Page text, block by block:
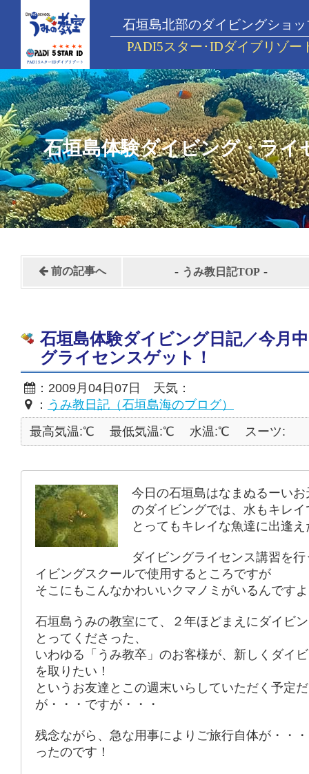
石垣島北部のダイビングショッ
PADI5スター･IDダイブリゾー
石垣島体験ダイビング・ライ
前の記事へ - うみ教日記TOP -
石垣島体験ダイビング日記／今月
グライセンスゲット！
：2009月04日07日 天気：
： うみ教日記（石垣島海のブログ）
最高気温:℃
最低気温:℃ 水温:℃ スーツ:
今日の石垣島はなまぬるーい
のダイビングでは、水もキレイ
とってもキレイな魚達に出逢
ダイビングライセンス講習を
イビングスクールで使用するところですが
そこにもこんなかわいいクマノミがいるんです
石垣島うみの教室にて、２年ほどまえにダイビ
とってくださった、
いわゆる「うみ教卒」のお客様が、新しくダイ
を取りたい！
というお友達とこの週末いらしていただく予定
が・・・ですが・・・
残念ながら、急な用事によりご旅行自体が・・
ったのです！